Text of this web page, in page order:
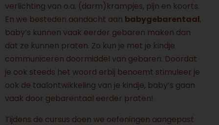
verlichting van o.a. (darm)krampjes, pijn en koorts.
En we besteden aandacht aan babygebarentaal,
baby’s kunnen vaak eerder gebaren maken dan
dat ze kunnen praten. Zo kun je met je kindje
communiceren doormiddel van gebaren. Doordat
je ook steeds het woord erbij benoemt stimuleer je
ook de taalontwikkeling van je kindje, baby’s gaan
vaak door gebarentaal eerder praten!
Tijdens de cursus doen we oefeningen aangepast